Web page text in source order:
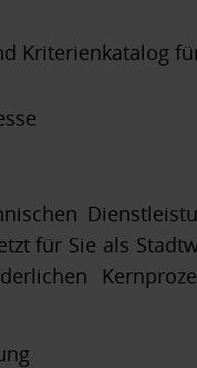
Kriterienkatalog
für Sie als